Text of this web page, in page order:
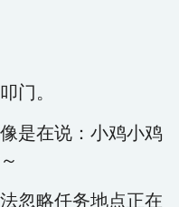
门。
是在说：小鸡小鸡
忽略任务地点正在